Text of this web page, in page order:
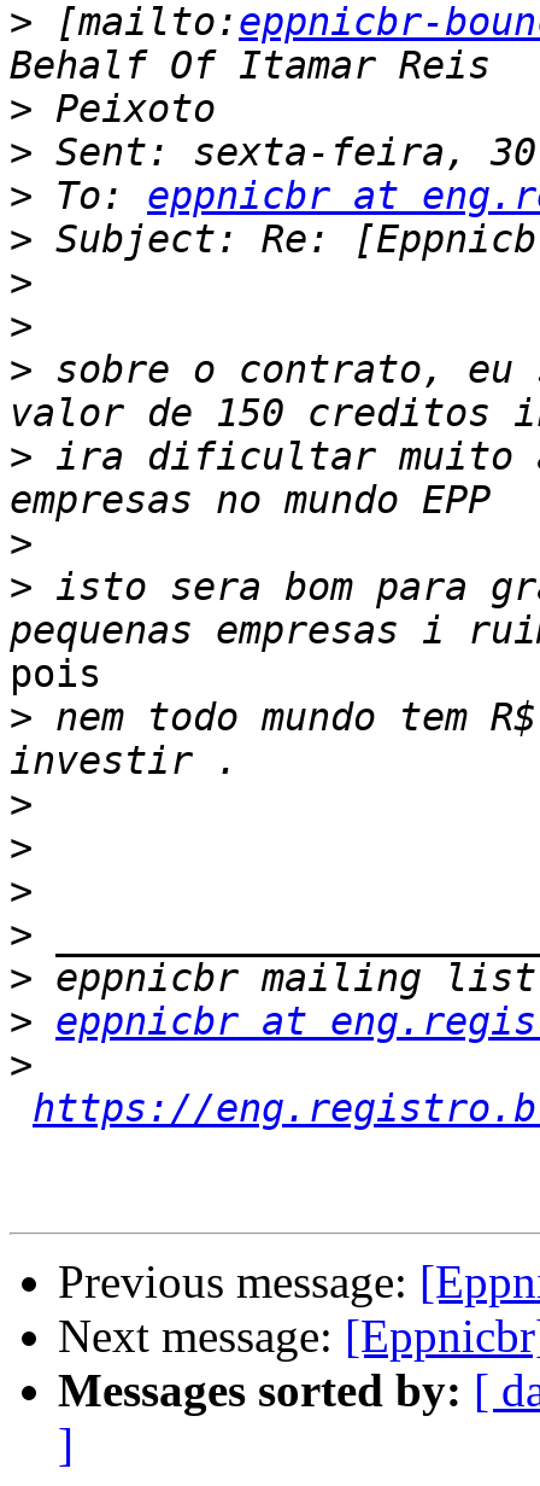
> [mailto:eppnicbr-
>
>
> To: eppnicbr at
>
>
>
> sobre o contrato, eu
> ira dificultar muito a
>
> isto sera bom para
pois
> nem todo mundo tem
>
>
>
>
>
> eppnicbr at
>
https://
Previous message:
Next message:
Messages sorted by: [
]